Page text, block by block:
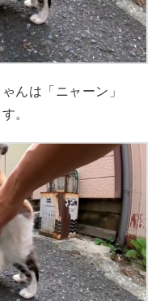
んは「ニャーン」
。